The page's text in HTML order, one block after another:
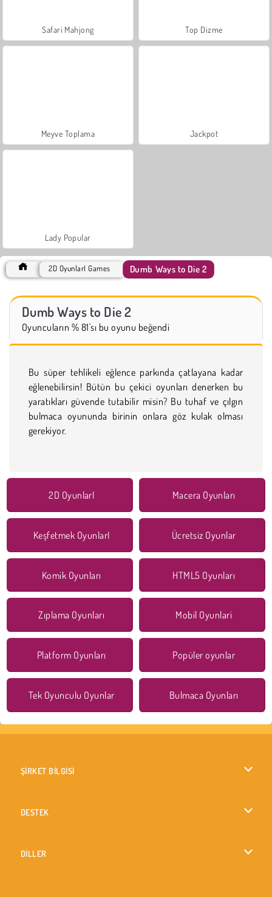
Safari Mahjong Top Dizme
Meyve Toplama Jackpot
Lady Popular
2D OyunlarI Games Dumb Ways to Die 2
Dumb Ways to Die 2
Oyuncuların % 81'sı bu oyunu beğendi
Bu süper tehlikeli eğlence parkında çatlayana kadar
eğlenebilirsin! Bütün bu çekici oyunları denerken bu
yaratıkları güvende tutabilir misin? Bu tuhaf ve çılgın
bulmaca oyununda birinin onlara göz kulak olması
gerekiyor.
2D OyunlarI Macera Oyunları
Keşfetmek OyunlarI Ücretsiz Oyunlar
Komik Oyunları HTML5 Oyunları
Zıplama Oyunları Mobil Oyunlari
Platform Oyunları Popüler oyunlar
Tek Oyunculu Oyunlar Bulmaca Oyunları
ŞİRKET BİLGİSİ
DESTEK
DİLLER